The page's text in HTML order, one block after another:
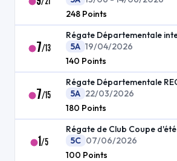
248 Points
7/13
5A 19/04/2026
140 Points
7/15
5A 22/03/2026
180 Points
1/5
Régate de Club Coupe d'été
5C 07/06/2026
100 Points